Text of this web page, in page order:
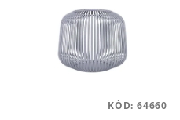
KÓD: 64660